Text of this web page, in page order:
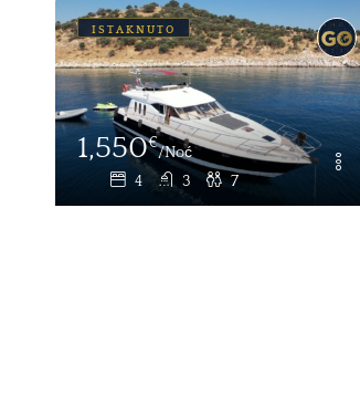
ISTAKNUTO
3,200€
/Dnevna cijena
12